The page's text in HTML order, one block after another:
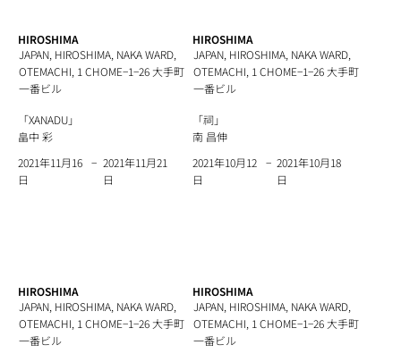
HIROSHIMA
JAPAN, HIROSHIMA, NAKA WARD,
OTEMACHI, 1 CHOME−1−26 大手町
一番ビル
「XANADU」
畠中 彩
2021年11月16
日
− 2021年11月21
日
HIROSHIMA
JAPAN, HIROSHIMA, NAKA WARD,
OTEMACHI, 1 CHOME−1−26 大手町
一番ビル
「祠」
南 昌伸
2021年10月12
日
− 2021年10月18
日
HIROSHIMA
JAPAN, HIROSHIMA, NAKA WARD,
OTEMACHI, 1 CHOME−1−26 大手町
一番ビル
HIROSHIMA
JAPAN, HIROSHIMA, NAKA WARD,
OTEMACHI, 1 CHOME−1−26 大手町
一番ビル